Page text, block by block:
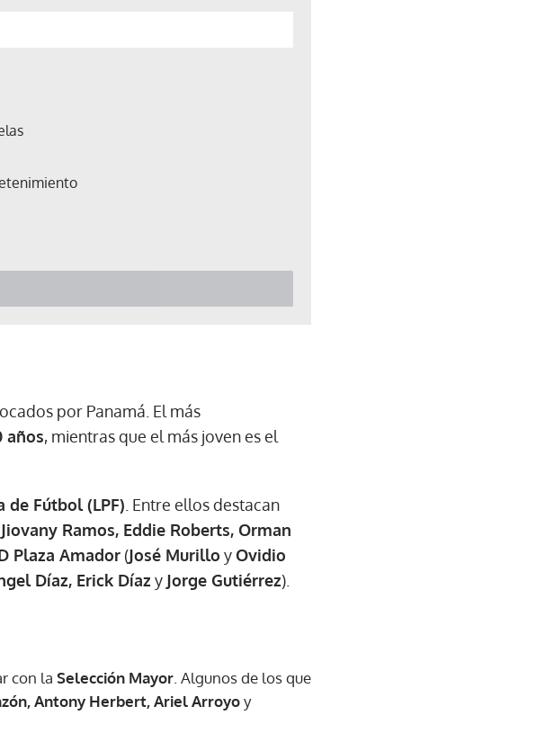
por Panamá. El más
años, mientras que el más joven es el
de Fútbol (LPF) . Entre ellos destacan
Ramos, Eddie Roberts, Orman
Plaza Amador (José Murillo y Ovidio
Díaz, Erick Díaz y Jorge Gutiérrez).
con la Selección Mayor . Algunos de los que
Antony Herbert, Ariel Arroyoy